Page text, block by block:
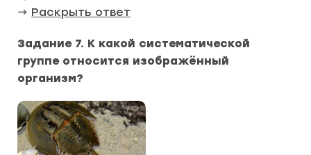
→ Раскрыть ответ
Задание 7. К какой систематической
группе относится изображённый
организм?